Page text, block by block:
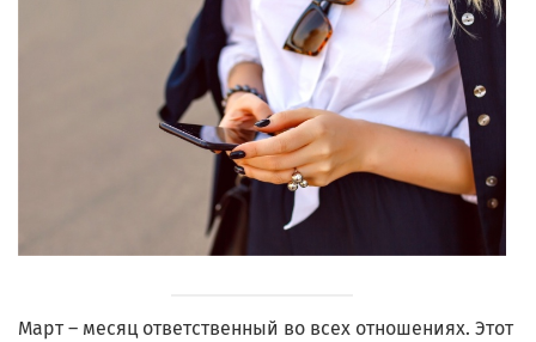
Март – месяц ответственный во всех отношениях. Этот